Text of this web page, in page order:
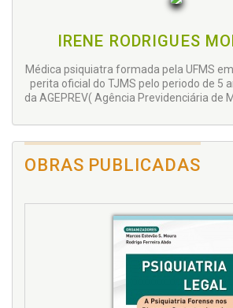
IRENE RODRIGUES
Médica psiquiatra formada pela UFMS
perita oficial do TJMS pelo periodo de 5
da AGEPREV( Agência Previdenciária de
OBRAS PUBLICADAS